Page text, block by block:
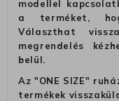
modellel
a terméket,
Választhat
megrendelés
belül.
Az "ONE SIZE"
termékek